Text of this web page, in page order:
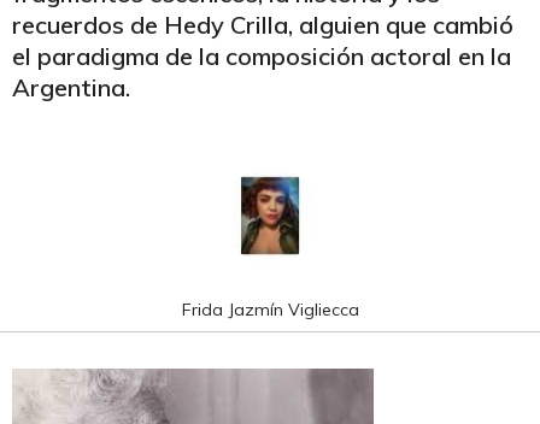
recuerdos de Hedy Crilla, alguien que cambió
el paradigma de la composición actoral en la
Argentina.
Frida Jazmín Vigliecca